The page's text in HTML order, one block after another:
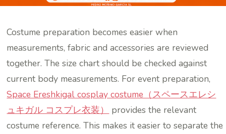
Costume preparation becomes easier when
measurements, fabric and accessories are reviewed
together. The size chart should be checked against
current body measurements. For event preparation,
Space Ereshkigal cosplay costume（スペースエレシ
ュキガル コスプレ衣装）
provides the relevant
costume reference. This makes it easier to separate the